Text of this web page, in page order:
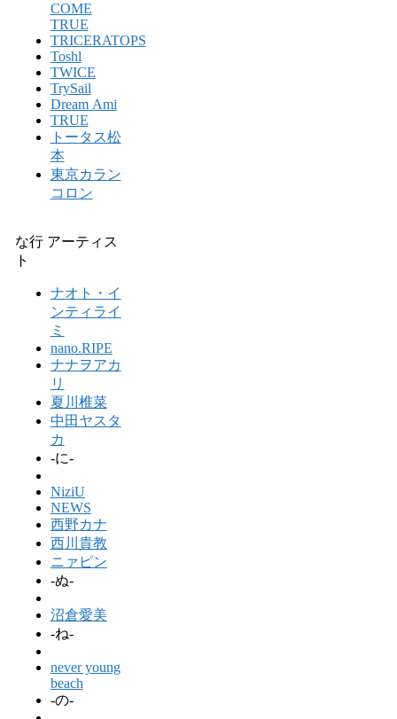
COME
TRUE
TRICERATOPS
Toshl
TWICE
TrySail
Dream Ami
TRUE
トータス松
本
東京カラン
コロン
な行 アーティス
ト
ナオト・イ
ンティライ
ミ
nano.RIPE
ナナヲアカ
リ
夏川椎菜
中田ヤスタ
カ
-に-
NiziU
NEWS
西野カナ
西川貴教
ニァピン
-ぬ-
沼倉愛美
-ね-
never young
beach
-の-